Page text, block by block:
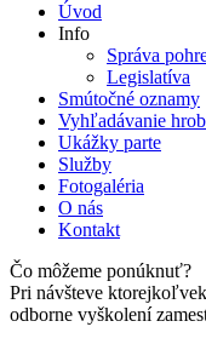
Úvod
Info
Správa
Legislatíva
Smútočné oznamy
Vyhľadávanie
Ukážky parte
Služby
Fotogaléria
O nás
Kontakt
Čo môžeme ponúknuť?
Pri návšteve
odborne vyškolení